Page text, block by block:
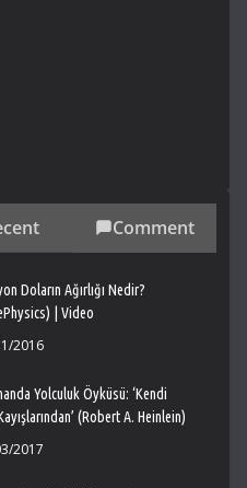
Comment
Doların Ağırlığı Nedir?
| Video
2016
Yolculuk Öyküsü: ‘Kendi
(Robert A. Heinlein)
2017